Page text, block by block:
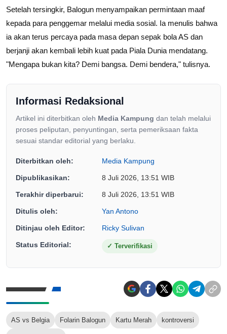
Setelah tersingkir, Balogun menyampaikan permintaan maaf
kepada para penggemar melalui media sosial. Ia menulis bahwa
ia akan terus percaya pada masa depan sepak bola AS dan
berjanji akan kembali lebih kuat pada Piala Dunia mendatang.
"Mengapa bukan kita? Demi bangsa. Demi bendera," tulisnya.
Informasi Redaksional
Artikel ini diterbitkan oleh Media Kampung dan telah melalui
proses peliputan, penyuntingan, serta pemeriksaan fakta
sesuai standar editorial yang berlaku.
Diterbitkan oleh: Media Kampung
Dipublikasikan: 8 Juli 2026, 13:51 WIB
Terakhir diperbarui: 8 Juli 2026, 13:51 WIB
Ditulis oleh: Yan Antono
Ditinjau oleh Editor: Ricky Sulivan
Status Editorial: ✓ Terverifikasi
AS vs Belgia Folarin Balogun Kartu Merah kontroversi